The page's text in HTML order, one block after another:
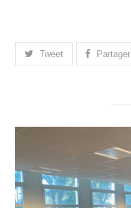
Tweet Partager